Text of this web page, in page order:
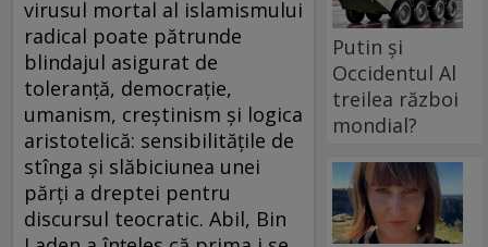
virusul mortal al islamismului
radical poate pătrunde
blindajul asigurat de
toleranţă, democraţie,
umanism, creştinism şi logica
aristotelică: sensibilităţile de
stînga şi slăbiciunea unei
părţi a dreptei pentru
discursul teocratic. Abil, Bin
Putin și
Occidentul Al
treilea război
mondial?